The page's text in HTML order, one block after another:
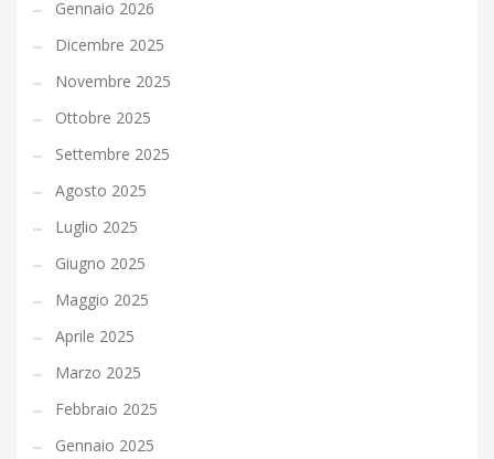
Gennaio 2026
Dicembre 2025
Novembre 2025
Ottobre 2025
Settembre 2025
Agosto 2025
Luglio 2025
Giugno 2025
Maggio 2025
Aprile 2025
Marzo 2025
Febbraio 2025
Gennaio 2025